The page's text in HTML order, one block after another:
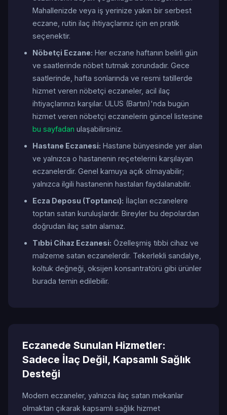
Mahallenizde veya iş yerinize yakın bir serbest
eczane, rutin ilaç ihtiyaçlarınız için en pratik
seçenektir.
Nöbetçi Eczane: Her eczane haftanın belirli gün
ve saatlerinde nöbet tutmak zorundadır. Gece
saatlerinde, hafta sonlarında ve resmi tatillerde
hizmet veren nöbetçi eczaneler, acil ilaç
ihtiyaçlarınızı karşılar. ULUS (Bartın)'nda bugün
hizmet veren nöbetçi eczanelerin güncel listesine
bu sayfadan ulaşabilirsiniz.
Hastane Eczanesi: Hastane bünyesinde yer alan
ve yalnızca o hastanenin reçetelerini karşılayan
eczanelerdir. Genel kamuya açık olmayabilir;
yalnızca ilgili hastanenin hastaları faydalanabilir.
Ecza Deposu (Toptancı): İlaçları eczanelere
toptan satan kuruluşlardır. Bireyler bu depolardan
doğrudan ilaç satın alamaz.
Tıbbi Cihaz Eczanesi: Özelleşmiş tıbbi cihaz ve
malzeme satan eczanelerdir. Tekerlekli sandalye,
koltuk değneği, oksijen konsantratörü gibi ürünler
burada temin edilebilir.
Eczanede Sunulan Hizmetler:
Sadece İlaç Değil, Kapsamlı Sağlık
Desteği
Modern eczaneler, yalnızca ilaç satan mekanlar
olmaktan çıkarak kapsamlı sağlık hizmet